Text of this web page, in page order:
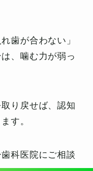
歯が合わない」
、噛む力が弱っ
り戻せば、認知
す。
科医院にご相談